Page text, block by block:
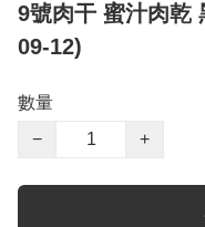
9號肉干 蜜汁肉乾
09-12)
數量
−
+